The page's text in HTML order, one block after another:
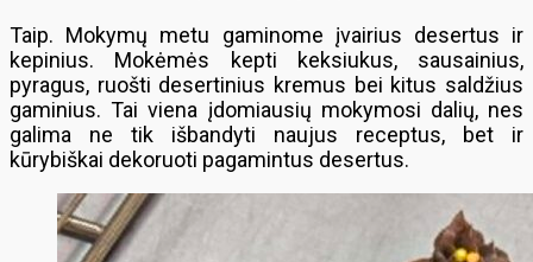
Taip. Mokymų metu gaminome įvairius desertus ir
kepinius. Mokėmės kepti keksiukus, sausainius,
pyragus, ruošti desertinius kremus bei kitus saldžius
gaminius. Tai viena įdomiausių mokymosi dalių, nes
galima ne tik išbandyti naujus receptus, bet ir
kūrybiškai dekoruoti pagamintus desertus.